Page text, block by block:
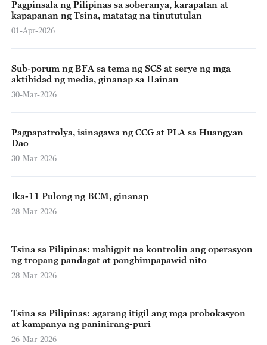
Pagpinsala ng Pilipinas sa soberanya, karapatan at
kapapanan ng Tsina, matatag na tinututulan
01-Apr-2026
Sub-porum ng BFA sa tema ng SCS at serye ng mga
aktibidad ng media, ginanap sa Hainan
30-Mar-2026
Pagpapatrolya, isinagawa ng CCG at PLA sa Huangyan
Dao
30-Mar-2026
Ika-11 Pulong ng BCM, ginanap
28-Mar-2026
Tsina sa Pilipinas: mahigpit na kontrolin ang operasyon
ng tropang pandagat at panghimpapawid nito
28-Mar-2026
Tsina sa Pilipinas: agarang itigil ang mga probokasyon
at kampanya ng paninirang-puri
26-Mar-2026